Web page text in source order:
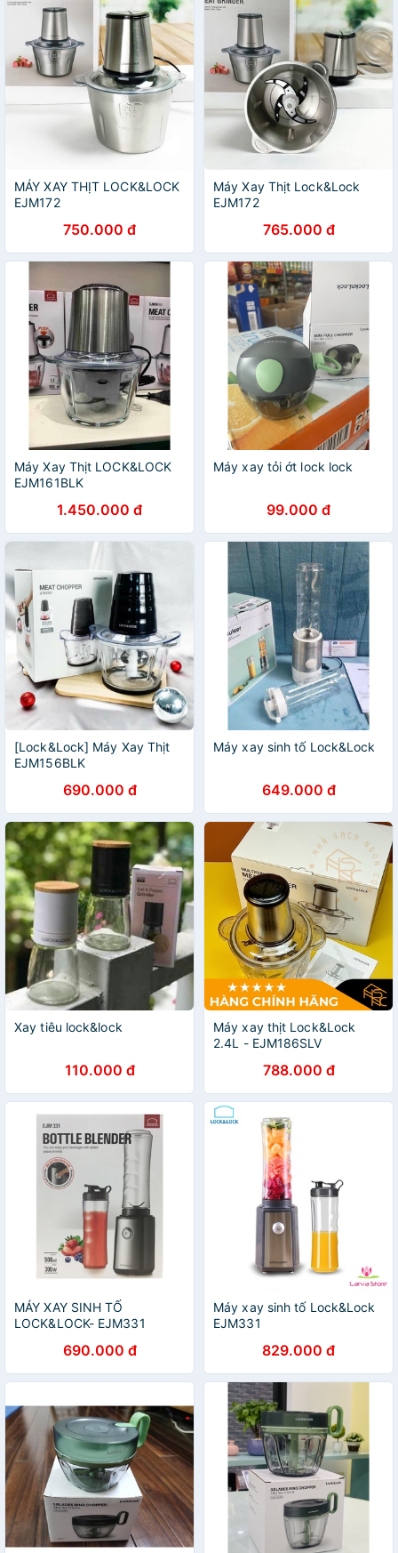
MÁY XAY THỊT LOCK&LOCK
EJM172
750.000 đ
Máy Xay Thịt Lock&Lock
EJM172
765.000 đ
Máy Xay Thịt LOCK&LOCK
EJM161BLK
1.450.000 đ
Máy xay tỏi ớt lock lock
99.000 đ
[Lock&Lock] Máy Xay Thịt
EJM156BLK
690.000 đ
Máy xay sinh tố Lock&Lock
649.000 đ
Xay tiêu lock&lock
110.000 đ
Máy xay thịt Lock&Lock
2.4L - EJM186SLV
788.000 đ
MÁY XAY SINH TỐ
LOCK&LOCK- EJM331
690.000 đ
Máy xay sinh tố Lock&Lock
EJM331
829.000 đ